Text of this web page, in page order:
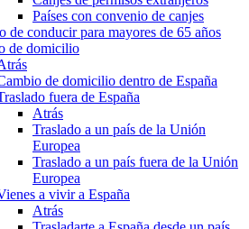
Países con convenio de canjes
de conducir para mayores de 65 años
de domicilio
de domicilio dentro de España
fuera de España
Atrás
Traslado a un país de la Unión
Europea
Traslado a un país fuera de la Unión
Europea
a vivir a España
Atrás